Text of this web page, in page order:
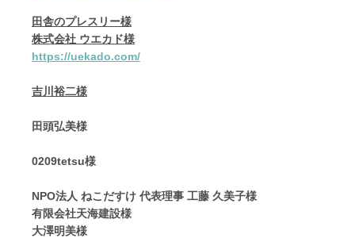
田舎のプレスリー様
株式会社 ウエカド様
https://uekado.com/
吉川裕二様
田頭弘美様
0209tetsu様
NPO法人 ねこだすけ 代表理事 工藤 久美子様
有限会社天海建設様
大澤明美様